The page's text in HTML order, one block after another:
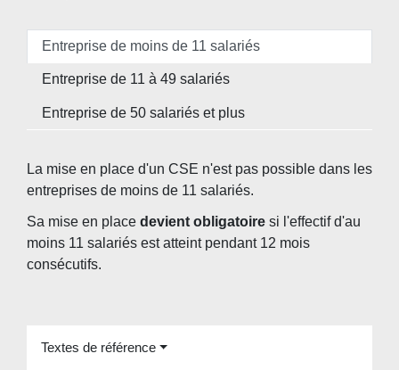
Entreprise de moins de 11 salariés
Entreprise de 11 à 49 salariés
Entreprise de 50 salariés et plus
La mise en place d'un CSE n'est pas possible dans les
entreprises de moins de 11 salariés.
Sa mise en place devient obligatoire si l'effectif d'au
moins 11 salariés est atteint pendant 12 mois
consécutifs.
Textes de référence